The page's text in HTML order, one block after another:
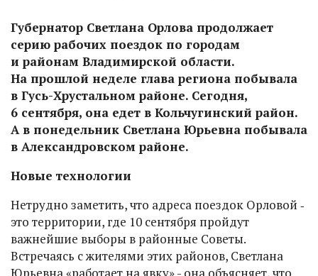
Губернатор Светлана Орлова продолжает
серию рабочих поездок по городам
и районам Владимирской области.
На прошлой неделе глава региона побывала
в Гусь-Хрустальном районе. Сегодня,
6 сентября, она едет в Кольчугинский район.
А в понедельник Светлана Юрьевна побывала
в Александровском районе.
Новые технологии
Нетрудно заметить, что адреса поездок Орловой ‑
это территории, где 10 сентября пройдут
важнейшие выборы в районные Советы.
Встречаясь с жителями этих районов, Светлана